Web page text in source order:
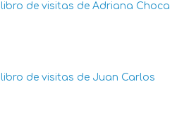
libro de visitas de Adriana Choca
libro de visitas de Juan Carlos